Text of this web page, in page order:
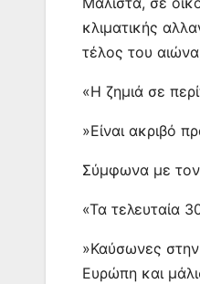
κλιματικής
τέλος του
«Η ζημιά σε
»Είναι ακριβό
Σύμφωνα με
«Τα τελευταία
»Καύσωνες
Ευρώπη και